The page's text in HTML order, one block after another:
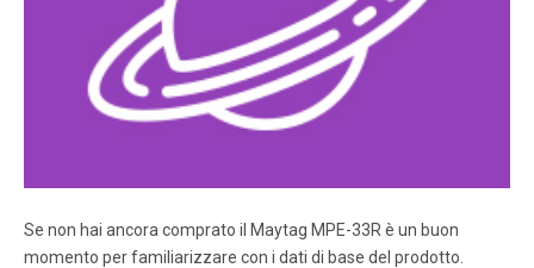
MINIMUM CLEARANCES TO COMBUS- TIBLES Mantel
Clearance: Combustible and Non-com- bustible mantels
may be installed at any height above the top of the face of
ﬁ replace. Cat. No. H3427 Model: MPE-33R Description:
Merit Plus Electric Fireplace, 33” Radiant Shipping Weight:
NOTE: DIAGRAMS & ILLUSTRA TIONS NOT TO SCALE. 6
MANUAL CONTROL P ANEL Main Power On/Off (rear most
Se non hai ancora comprato il Maytag MPE-33R è un buon
momento per familiarizzare con i dati di base del prodotto.